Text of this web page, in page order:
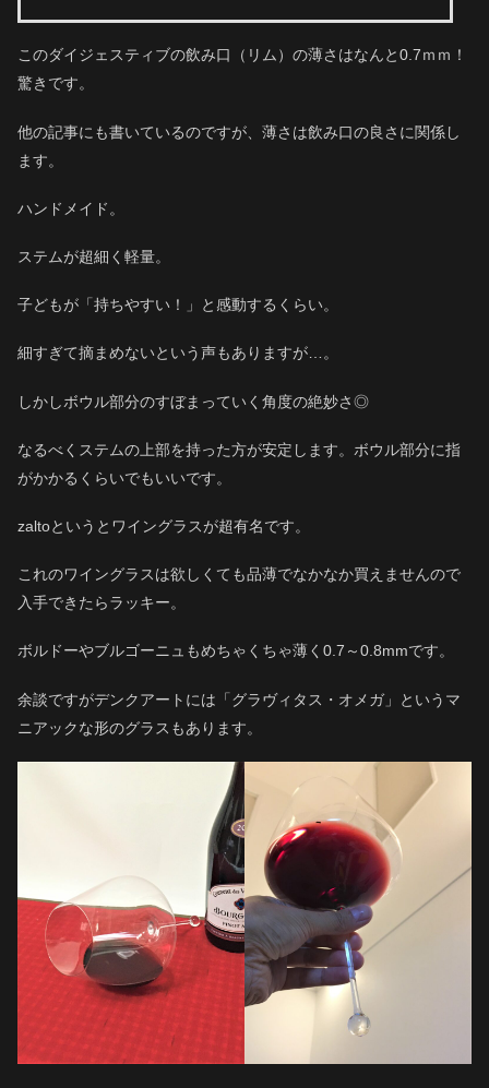
このダイジェスティブの飲み口（リム）の薄さはなんと0.7ｍｍ！
驚きです。
他の記事にも書いているのですが、薄さは飲み口の良さに関係し
ます。
ハンドメイド。
ステムが超細く軽量。
子どもが「持ちやすい！」と感動するくらい。
細すぎて摘まめないという声もありますが…。
しかしボウル部分のすぼまっていく角度の絶妙さ◎
なるべくステムの上部を持った方が安定します。ボウル部分に指
がかかるくらいでもいいです。
zaltoというとワイングラスが超有名です。
これのワイングラスは欲しくても品薄でなかなか買えませんので
入手できたらラッキー。
ボルドーやブルゴーニュもめちゃくちゃ薄く0.7～0.8mmです。
余談ですがデンクアートには「グラヴィタス・オメガ」というマ
ニアックな形のグラスもあります。